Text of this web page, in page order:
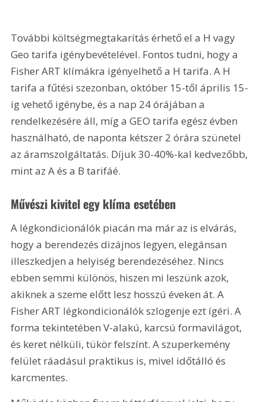
További költségmegtakarítás érhető el a H vagy
Geo tarifa igénybevételével. Fontos tudni, hogy a
Fisher ART klímákra igényelhető a H tarifa. A H
tarifa a fűtési szezonban, október 15-től április 15-
ig vehető igénybe, és a nap 24 órájában a
rendelkezésére áll, míg a GEO tarifa egész évben
használható, de naponta kétszer 2 órára szünetel
az áramszolgáltatás. Díjuk 30-40%-kal kedvezőbb,
mint az A és a B tarifáé.
Művészi kivitel egy klíma esetében
A légkondicionálók piacán ma már az is elvárás,
hogy a berendezés dizájnos legyen, elegánsan
illeszkedjen a helyiség berendezéséhez. Nincs
ebben semmi különös, hiszen mi leszünk azok,
akiknek a szeme előtt lesz hosszú éveken át. A
Fisher ART légkondicionálók szlogenje ezt ígéri. A
forma tekintetében V-alakú, karcsú formavilágot,
és keret nélküli, tükör felszínt. A szuperkemény
felület ráadásul praktikus is, mivel időtálló és
karcmentes.